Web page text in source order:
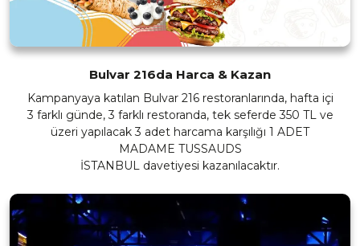
Bulvar 216da Harca & Kazan
Kampanyaya katılan Bulvar 216 restoranlarında, hafta içi
3 farklı günde, 3 farklı restoranda, tek seferde 350 TL ve
üzeri yapılacak 3 adet harcama karşılığı 1 ADET
MADAME TUSSAUDS
İSTANBUL davetiyesi kazanılacaktır.